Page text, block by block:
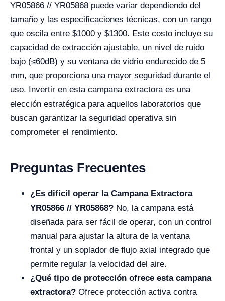
YR05866 // YR05868 puede variar dependiendo del
tamaño y las especificaciones técnicas, con un rango
que oscila entre $1000 y $1300. Este costo incluye su
capacidad de extracción ajustable, un nivel de ruido
bajo (≤60dB) y su ventana de vidrio endurecido de 5
mm, que proporciona una mayor seguridad durante el
uso. Invertir en esta campana extractora es una
elección estratégica para aquellos laboratorios que
buscan garantizar la seguridad operativa sin
comprometer el rendimiento.
Preguntas Frecuentes
¿Es difícil operar la Campana Extractora
YR05866 // YR05868? No, la campana está
diseñada para ser fácil de operar, con un control
manual para ajustar la altura de la ventana
frontal y un soplador de flujo axial integrado que
permite regular la velocidad del aire.
¿Qué tipo de protección ofrece esta campana
extractora? Ofrece protección activa contra